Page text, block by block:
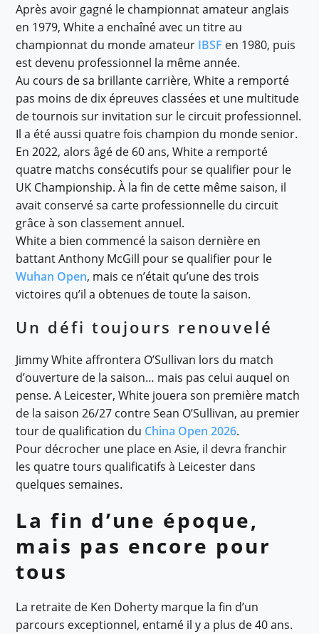
Après avoir gagné le championnat amateur anglais
en 1979, White a enchaîné avec un titre au
championnat du monde amateur IBSF en 1980, puis
est devenu professionnel la même année.
Au cours de sa brillante carrière, White a remporté
pas moins de dix épreuves classées et une multitude
de tournois sur invitation sur le circuit professionnel.
Il a été aussi quatre fois champion du monde senior.
En 2022, alors âgé de 60 ans, White a remporté
quatre matchs consécutifs pour se qualifier pour le
UK Championship. À la fin de cette même saison, il
avait conservé sa carte professionnelle du circuit
grâce à son classement annuel.
White a bien commencé la saison dernière en
battant Anthony McGill pour se qualifier pour le
Wuhan Open, mais ce n’était qu’une des trois
victoires qu’il a obtenues de toute la saison.
Un défi toujours renouvelé
Jimmy White affrontera O’Sullivan lors du match
d’ouverture de la saison… mais pas celui auquel on
pense. A Leicester, White jouera son première match
de la saison 26/27 contre Sean O’Sullivan, au premier
tour de qualification du China Open 2026.
Pour décrocher une place en Asie, il devra franchir
les quatre tours qualificatifs à Leicester dans
quelques semaines.
La fin d’une époque,
mais pas encore pour
tous
La retraite de Ken Doherty marque la fin d’un
parcours exceptionnel, entamé il y a plus de 40 ans.